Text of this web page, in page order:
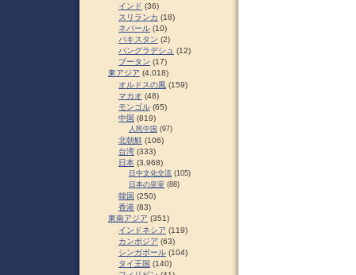
インド (36)
スリランカ (18)
ネパール (10)
パキスタン (2)
バングラデシュ (12)
ブータン (17)
東アジア (4,018)
オルドスの風 (159)
マカオ (48)
モンゴル (65)
中国 (819)
人民中国 (97)
北朝鮮 (106)
台湾 (333)
日本 (3,968)
日中文化交流 (105)
日本の皇室 (88)
韓国 (250)
香港 (83)
東南アジア (351)
インドネシア (119)
カンボジア (63)
シンガポール (104)
タイ王国 (140)